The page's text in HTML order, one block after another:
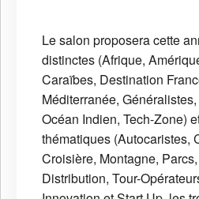
Le salon proposera cette
distinctes (Afrique,
Caraïbes, Destination
Méditerranée,
Océan Indien, Tech-Zone)
thématiques (Autocaristes,
Croisière, Montagne,
Distribution, Tour-